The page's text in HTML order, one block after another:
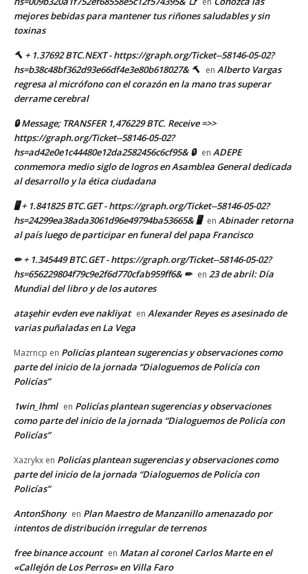
mejores bebidas para mantener tus riñones saludables y sin
toxinas
🔨 + 1.37692 BTC.NEXT - https://graph.org/Ticket--58146-05-02?
hs=b38c48bf362d93e66df4e3e80b618027& 🔨 en Alberto Vargas
regresa al micrófono con el corazón en la mano tras superar
derrame cerebral
🔒 Message; TRANSFER 1,476229 BTC. Receive =>>
https://graph.org/Ticket--58146-05-02?
hs=ad42e0e1c44480e12da2582456c6cf95& 🔒 en ADEPE
conmemora medio siglo de logros en Asamblea General dedicada
al desarrollo y la ética ciudadana
🖥 + 1.841825 BTC.GET - https://graph.org/Ticket--58146-05-02?
hs=24299ea38ada3061d96e49794ba53665& 🖥 en Abinader retorna
al país luego de participar en funeral del papa Francisco
✏ + 1.345449 BTC.GET - https://graph.org/Ticket--58146-05-02?
hs=656229804f79c9e2f6d770cfab959ff6& ✏ en 23 de abril: Día
Mundial del libro y de los autores
ataşehir evden eve nakliyat en Alexander Reyes es asesinado de
varias puñaladas en La Vega
Mazrncp en Policías plantean sugerencias y observaciones como
parte del inicio de la jornada “Dialoguemos de Policía con
Policías”
1win_lhml en Policías plantean sugerencias y observaciones
como parte del inicio de la jornada “Dialoguemos de Policía con
Policías”
Xazrykx en Policías plantean sugerencias y observaciones como
parte del inicio de la jornada “Dialoguemos de Policía con
Policías”
AntonShony en Plan Maestro de Manzanillo amenazado por
intentos de distribución irregular de terrenos
free binance account en Matan al coronel Carlos Marte en el
«Callejón de Los Perros» en Villa Faro